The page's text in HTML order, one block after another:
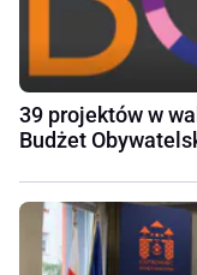
39 projektów w
Budżet